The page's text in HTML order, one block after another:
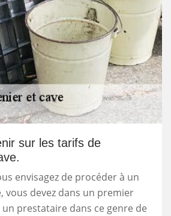
sur les tarifs de
envisagez de procéder à un
vous devez dans un premier
prestataire dans ce genre de